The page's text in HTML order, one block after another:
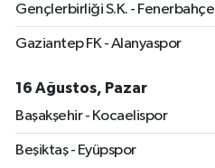
Gençlerbirliği S.K. - Fenerbahçe
Gaziantep FK - Alanyaspor
16 Ağustos, Pazar
Başakşehir - Kocaelispor
Beşiktaş - Eyüpspor